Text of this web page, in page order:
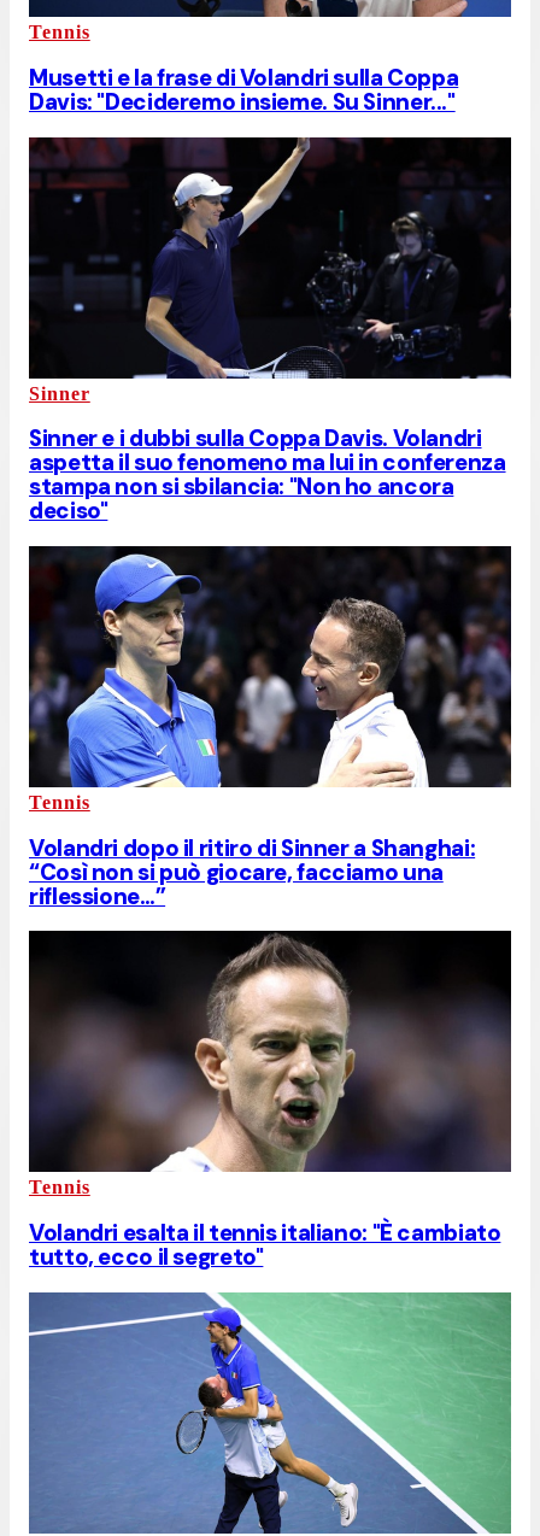
Tennis
Musetti e la frase di Volandri sulla Coppa
Davis: "Decideremo insieme. Su Sinner..."
Sinner
Sinner e i dubbi sulla Coppa Davis. Volandri
aspetta il suo fenomeno ma lui in conferenza
stampa non si sbilancia: "Non ho ancora
deciso"
Tennis
Volandri dopo il ritiro di Sinner a Shanghai:
“Così non si può giocare, facciamo una
riflessione…”
Tennis
Volandri esalta il tennis italiano: "È cambiato
tutto, ecco il segreto"